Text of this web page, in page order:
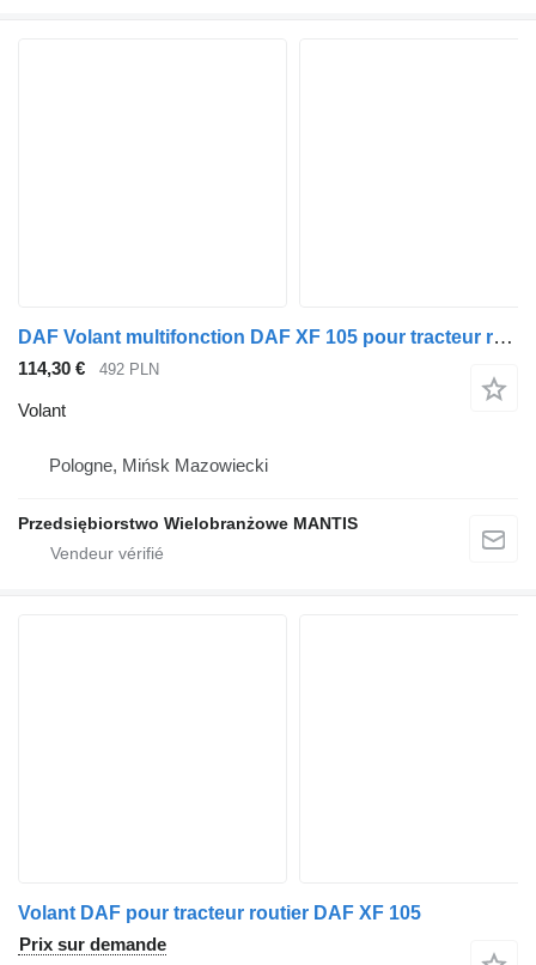
DAF Volant multifonction DAF XF 105 pour tracteur routier
114,30 € 492 PLN
Volant
Pologne, Mińsk Mazowiecki
Przedsiębiorstwo Wielobranżowe MANTIS
Volant DAF pour tracteur routier DAF XF 105
Prix sur demande